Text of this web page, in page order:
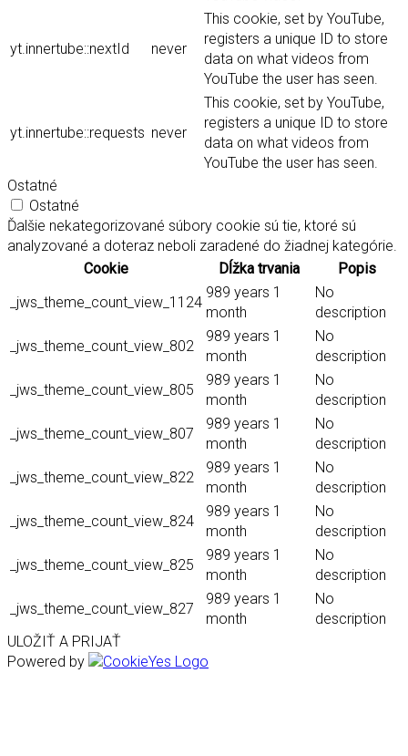
yt.innertube::nextId never
This cookie, set by YouTube,
registers a unique ID to store
data on what videos from
YouTube the user has seen.
yt.innertube::requests never
This cookie, set by YouTube,
registers a unique ID to store
data on what videos from
YouTube the user has seen.
Ostatné
Ostatné
Ďalšie nekategorizované súbory cookie sú tie, ktoré sú
analyzované a doteraz neboli zaradené do žiadnej kategórie.
Cookie
Dĺžka trvania
Popis
_jws_theme_count_view_1124
989 years 1
month
No
description
_jws_theme_count_view_802
989 years 1
month
No
description
_jws_theme_count_view_805
989 years 1
month
No
description
_jws_theme_count_view_807
989 years 1
month
No
description
_jws_theme_count_view_822
989 years 1
month
No
description
_jws_theme_count_view_824
989 years 1
month
No
description
_jws_theme_count_view_825
989 years 1
month
No
description
_jws_theme_count_view_827
989 years 1
month
No
description
ULOŽIŤ A PRIJAŤ
Powered by